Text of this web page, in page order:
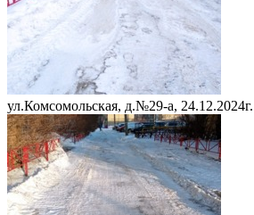
ул.Комсомольская, д.№29-а, 24.12.2024г.